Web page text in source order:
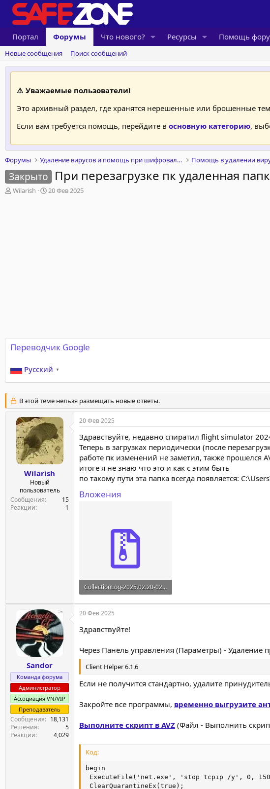
Портал Форумы Что нового? Ресурсы Помощь
Новые сообщения Поиск сообщений
⚠️ Уважаемые пользователи!
Это архивный раздел, где хранятся нерешенные или брошенные
Если вам требуется помощь, перейдите в основную категорию,
Форумы Удаление вирусов и помощь при шифровальщиках
Закрыто При перезагрузке пк удаленная
А
Wilarish
Д
20 Фев 2025
Переводчик Google
Русский ▼
В этой теме нельзя размещать новые ответы.
Wilarish
Новый
пользователь
Сообщения
15
Реакции
1
20 Фев 2025
Здравствуйте, недавно спиратил flight simulator
Теперь в загрузках периодически (после
работе пк изменений не заметил, также прошелся
итоге я не знаю что это и как с этим быть
по такому пути эта папка всегда появляется:
Вложения
CollectionLog-2025.02.20-02.08.zip
127 KB · Просмотры: 5
Sandor
Команда форума
Администратор
Ассоциация VN/VIP
Преподаватель
Сообщения
18,131
Решения
5
Реакции
4,029
20 Фев 2025
Здравствуйте!
Через Панель управления (Параметры) -
Client Helper 6.1.6
Если не получится стандартно, удалите
Закройте все программы, временно выгрузите
Выполните скрипт в AVZ (Файл - Выполнить
Код:
begin
ExecuteFile('net.exe', 'stop tcpip /y', 0,
ClearQuarantineEx(true);